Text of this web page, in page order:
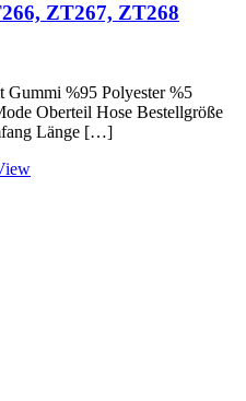
ZT267, ZT268
Gummi %95 Polyester %5
Oberteil Hose Bestellgröße
Länge […]